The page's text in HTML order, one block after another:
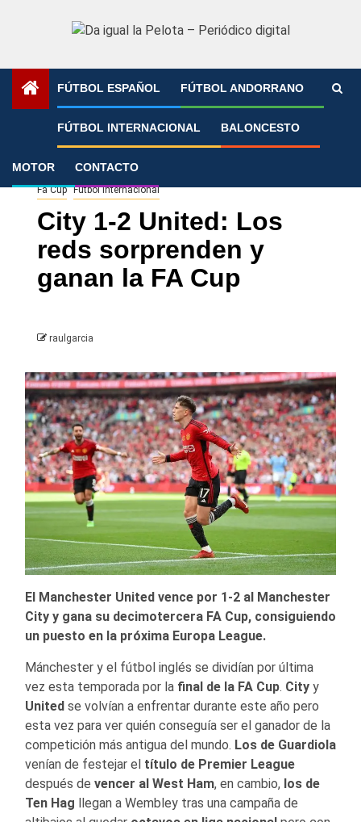
FÚTBOL ESPAÑOL FÚTBOL ANDORRANO
FÚTBOL INTERNACIONAL BALONCESTO
MOTOR CONTACTO
»
Fa Cup Fútbol Internacional
City 1-2 United: Los
reds sorprenden y
ganan la FA Cup
raulgarcia
El Manchester United vence por 1-2 al Manchester
City y gana su decimotercera FA Cup, consiguiendo
un puesto en la próxima Europa League.
Mánchester y el fútbol inglés se dividían por última
vez esta temporada por la final de la FA Cup. City y
United se volvían a enfrentar durante este año pero
esta vez para ver quién conseguía ser el ganador de la
competición más antigua del mundo. Los de Guardiola
venían de festejar el título de Premier League
después de vencer al West Ham, en cambio, los de
Ten Hag llegan a Wembley tras una campaña de